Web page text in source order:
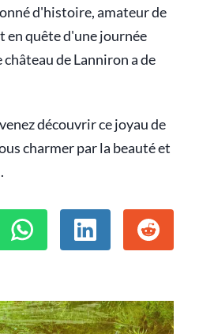
d'histoire, amateur de
en quête d'une journée
de Lanniron a de
découvrir ce joyau de
charmer par la beauté et